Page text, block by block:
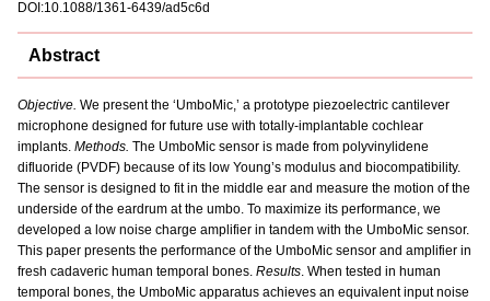
DOI:10.1088/1361-6439/ad5c6d
Abstract
Objective. We present the ‘UmboMic,’ a prototype piezoelectric cantilever
microphone designed for future use with totally-implantable cochlear
implants. Methods. The UmboMic sensor is made from polyvinylidene
difluoride (PVDF) because of its low Young’s modulus and biocompatibility.
The sensor is designed to fit in the middle ear and measure the motion of the
underside of the eardrum at the umbo. To maximize its performance, we
developed a low noise charge amplifier in tandem with the UmboMic sensor.
This paper presents the performance of the UmboMic sensor and amplifier in
fresh cadaveric human temporal bones. Results . When tested in human
temporal bones, the UmboMic apparatus achieves an equivalent input noise